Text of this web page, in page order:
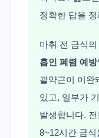
정확한 답을
마취 전 금식
흡인 폐렴 예방
괄약근이 이완
있고, 일부가
발생합니다.
8~12시간 금